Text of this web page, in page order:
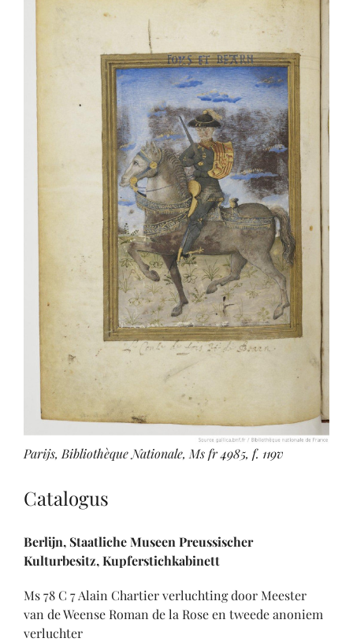
Parijs, Bibliothèque Nationale, Ms fr 4985, f. 119v
Catalogus
Berlijn, Staatliche Museen Preussischer
Kulturbesitz, Kupferstichkabinett
Ms 78 C 7 Alain Chartier verluchting door Meester
van de Weense Roman de la Rose en tweede anoniem
verluchter